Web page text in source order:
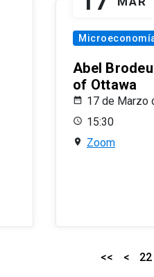
Abel
of Ottawa
17 de Marzo
15:30
Zoom
<< < 22